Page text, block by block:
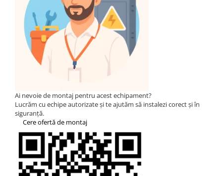
Fronius
Accesorii Fronius
Invertoare Hibride Fronius
Invertoare On-Grid Fronius
Statii de reincarcare Fronius
HUAWEI
SMA
Solis
Solplanet
Sungrow
Invertoare Hibrid Sungrow
Ai nevoie de montaj pentru acest echipament?
Lucrăm cu echipe autorizate și te ajutăm să instalezi corect și în
siguranță.
Cere ofertă de montaj